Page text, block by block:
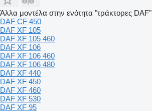
Άλλα μοντέλα στην ενότητα "τράκτορες DAF"
DAF CF 450
DAF XF 105
DAF XF 105 460
DAF XF 106
DAF XF 106 460
DAF XF 106 480
DAF XF 440
DAF XF 450
DAF XF 460
DAF XF 530
DAF XF 95